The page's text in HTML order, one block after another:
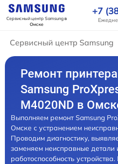
Сервисный центр Samsungв
Омске
+7
Сервисный центр Samsung
Ремонт принтера
Samsung
M4020ND в
Выполняем ремонт Samsung
Омске с устранением
Проводим диагностику,
заменяем неисправные детали
работоспособность